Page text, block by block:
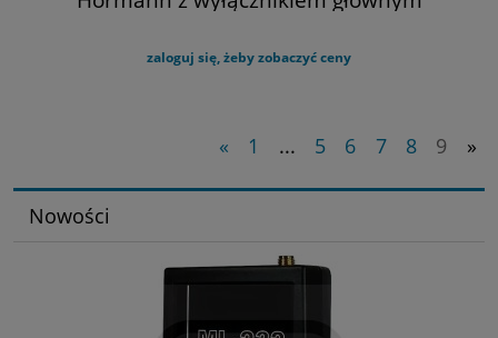
zaloguj się, żeby zobaczyć ceny
« 1 ... 5 6 7 8 9 »
Nowości